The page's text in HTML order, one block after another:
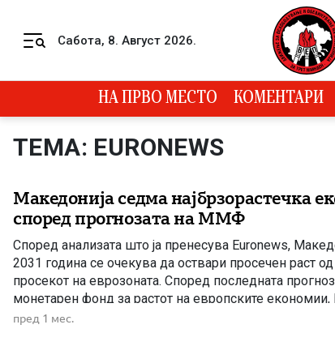
Сабота, 8. Август 2026.
НА ПРВО МЕСТО КОМЕНТАРИ
ТЕМА: EURONEWS
Македонија седма најбрзорастечка
според прогнозата на ММФ
Според анализата што ја пренесува Euronews,
2031 година се очекува да оствари просечен раст
просекот на еврозоната. Според последната
монетарен фонд за растот на европските економии,
седмото место меѓу најбрзорастечките економии на
пред 1 мес.